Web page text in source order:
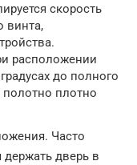
скорость
винта,
расположении
до полного
полотно плотно
Часто
держать дверь в